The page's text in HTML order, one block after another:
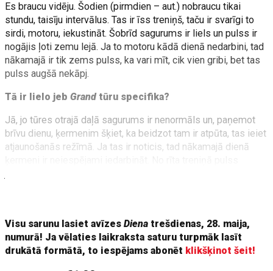
Es braucu vidēju. Šodien (pirmdien – aut.) nobraucu tikai
stundu, taisīju intervālus. Tas ir īss treniņš, taču ir svarīgi to
sirdi, motoru, iekustināt. Šobrīd sagurums ir liels un pulss ir
nogājis ļoti zemu lejā. Ja to motoru kādā dienā nedarbini, tad
nākamajā ir tik zems pulss, ka vari mīt, cik vien gribi, bet tas
pulss augšā nekāpj.
Tā ir lielo jebGrand tūru specifika?
Jā, jo tūres otrajā daļā sagurums ir nenormāls un, paņemot
brīvu dienu, ķermenim šķiet, ka beidzot tam ir atpūta, tas ieiet
atjaunošanās režīmā. Ja tas ir noticis, tad nākamajā dienā
Visu sarunu lasiet avīzesDiena trešdienas, 28. maija,
numurā! Ja vēlaties laikraksta saturu turpmāk lasīt
drukātā formātā, to iespējams abonēt klikšķinot šeit!